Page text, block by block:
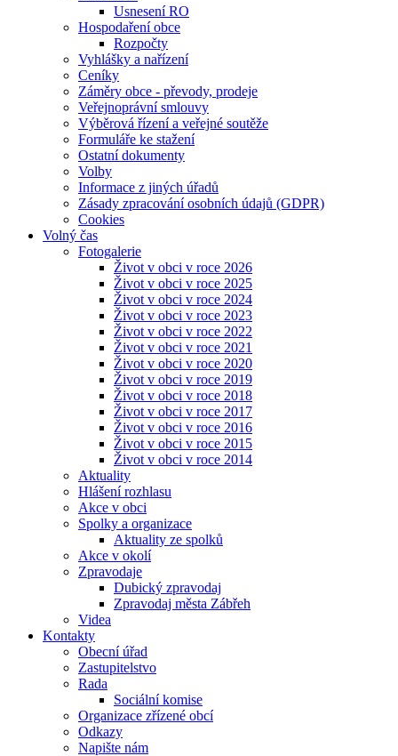
Usnesení RO
Hospodaření obce
Rozpočty
Vyhlášky a nařízení
Ceníky
Záměry obce - převody, prodeje
Veřejnoprávní smlouvy
Výběrová řízení a veřejné soutěže
Formuláře ke stažení
Ostatní dokumenty
Volby
Informace z jiných úřadů
Zásady zpracování osobních údajů (GDPR)
Cookies
Volný čas
Fotogalerie
Život v obci v roce 2026
Život v obci v roce 2025
Život v obci v roce 2024
Život v obci v roce 2023
Život v obci v roce 2022
Život v obci v roce 2021
Život v obci v roce 2020
Život v obci v roce 2019
Život v obci v roce 2018
Život v obci v roce 2017
Život v obci v roce 2016
Život v obci v roce 2015
Život v obci v roce 2014
Aktuality
Hlášení rozhlasu
Akce v obci
Spolky a organizace
Aktuality ze spolků
Akce v okolí
Zpravodaje
Dubický zpravodaj
Zpravodaj města Zábřeh
Videa
Kontakty
Obecní úřad
Zastupitelstvo
Rada
Sociální komise
Organizace zřízené obcí
Odkazy
Napište nám